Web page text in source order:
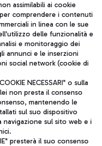
a direzione e
assimilabili ai cookie
comprendere i contenuti
in linea con le sue
delle funzionalità e
e monitoraggio dei
annunci e le inserzioni
social network (cookie di
NECESSARI" o sulla
non presta il consenso
mantenendo le
sul suo dispositivo
navigazione sul sito web e i
presterà il suo consenso